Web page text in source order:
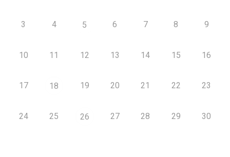
3 4 5 6 7 8 9
10 11 12 13 14 15 16
17 18 19 20 21 22 23
24 25 26 27 28 29 30